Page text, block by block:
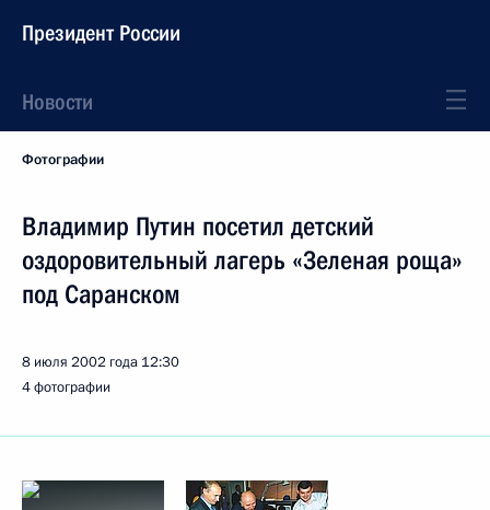
Президент России
Новости
Фотографии
Владимир Путин посетил детский
оздоровительный лагерь «Зеленая роща»
под Саранском
8 июля 2002 года 12:30
4 фотографии